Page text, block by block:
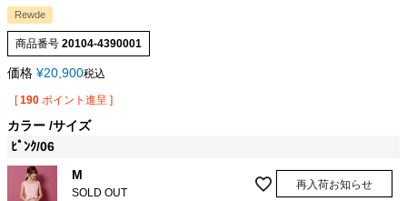
Rewde
商品番号 20104-4390001
価格 ¥20,900税込
[ 190 ポイント進呈 ]
カラー サイズ
ﾋﾟﾝｸ/06
M
SOLD OUT
再入荷お知らせ